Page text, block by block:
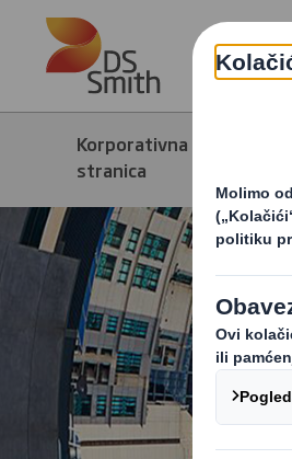
Skip to main content
Korporativna
stranica